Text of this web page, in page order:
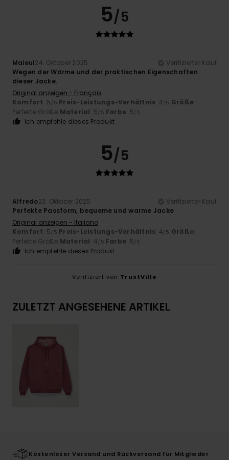
5/5
Maieul24. Oktober 2025
Verifizierter Kauf
Wegen der Wärme und der praktischen Eigenschaften
dieser Jacke.
Original anzeigen - Français
Komfort: 5/5 Preis-Leistungs-Verhältnis: 4/5 Größe:
Perfekte Größe Material: 5/5 Farbe: 5/5
Ich empfehle dieses Produkt
5/5
Alfredo23. Oktober 2025
Verifizierter Kauf
Perfekte Passform, bequeme und warme Jacke
Original anzeigen - Italiano
Komfort: 5/5 Preis-Leistungs-Verhältnis: 4/5 Größe:
Perfekte Größe Material: 4/5 Farbe: 5/5
Ich empfehle dieses Produkt
Verifiziert von TrustVille
ZULETZT ANGESEHENE ARTIKEL
Kostenloser Versand und Rückversand für Mitglieder